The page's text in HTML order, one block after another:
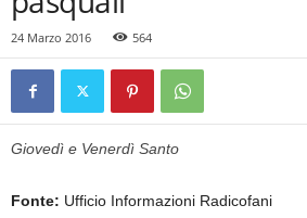
24 Marzo 2016 564
Giovedì e Venerdì Santo
Fonte: Ufficio Informazioni Radicofani